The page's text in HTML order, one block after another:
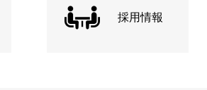
採用情報